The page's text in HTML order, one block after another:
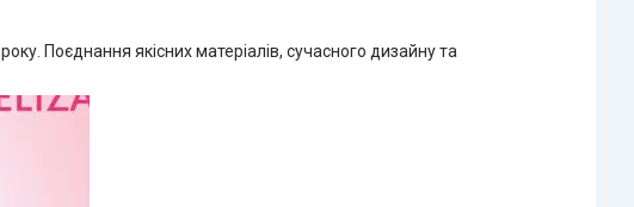
Поєднання якісних матеріалів, сучасного дизайну та